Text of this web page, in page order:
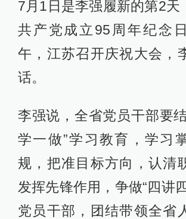
7月1日是李强履新的第2天
共产党成立95周年纪念
午，江苏召开庆祝大会，
话。
李强说，全省党员干部要
学一做”学习教育，学习
规，把准目标方向，认清
发挥先锋作用，争做“四讲
党员干部，团结带领全省